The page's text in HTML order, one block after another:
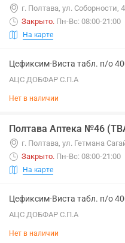
г. Полтава, ул. Соборности,
Закрыто. Пн-Вс: 08:00-21:00
На карте
Цефиксим-Виста табл. п/о
АЦС ДОБФАР С.П.А
Нет в наличии
Полтава Аптека №46
г. Полтава, ул. Гетмана
Закрыто. Пн-Вс: 08:00-21:00
На карте
Цефиксим-Виста табл. п/о
АЦС ДОБФАР С.П.А
Нет в наличии